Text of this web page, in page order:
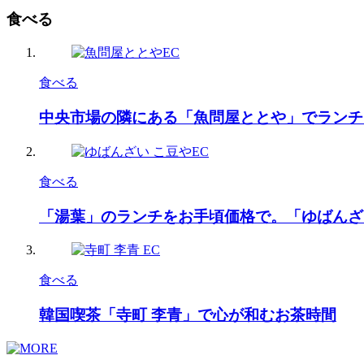
食べる
食べる
中央市場の隣にある「魚問屋ととや」でランチ
食べる
「湯葉」のランチをお手頃価格で。「ゆばんざ
食べる
韓国喫茶「寺町 李青」で心が和むお茶時間